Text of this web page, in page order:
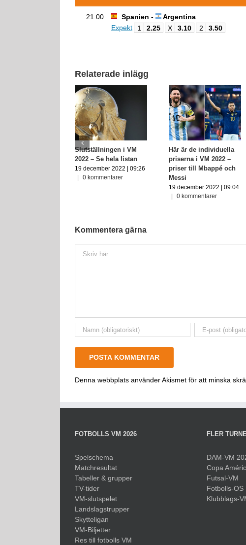
21:00 Spanien -
Argentina
Expekt
1 2.25 X 3.10 2 3.50
Relaterade inlägg
Slutställningen i VM
2022 – Se hela listan
19 december 2022 | 09:26
0 kommentarer
Här är de individuella
priserna i VM 2022 –
priser till Mbappé och
Messi
19 december 2022 | 09:04
0 kommentarer
Kommentera gärna
Denna webbplats använder Akismet för att minska
FOTBOLLS VM 2026
Spelschema
Matchresultat
Tabeller & grupper
TV-tider
VM-slutspelet
Landslagstrupper
Skytteligan
VM-Biljetter
Res till fotbolls VM
FLER
DAM-VM
Copa
Futsal-VM
Fotbolls-OS
Klubblags-